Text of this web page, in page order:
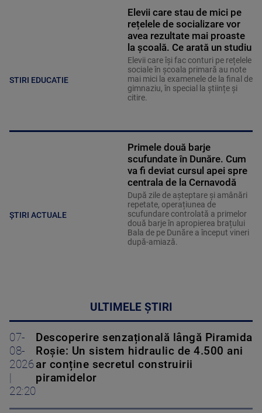
STIRI EDUCATIE
Elevii care stau de mici pe
rețelele de socializare vor
avea rezultate mai proaste
la școală. Ce arată un studiu
Elevii care îşi fac conturi pe rețelele
sociale în școala primară au note
mai mici la examenele de la final de
gimnaziu, în special la științe și
citire.
ȘTIRI ACTUALE
Primele două barje
scufundate în Dunăre. Cum
va fi deviat cursul apei spre
centrala de la Cernavodă
După zile de așteptare și amânări
repetate, operațiunea de
scufundare controlată a primelor
două barje în apropierea brațului
Bala de pe Dunăre a început vineri
după-amiază.
ULTIMELE ȘTIRI
07-
08-
2026
22:20
Descoperire senzațională lângă Piramida
Roșie: Un sistem hidraulic de 4.500 ani
ar conține secretul construirii
piramidelor